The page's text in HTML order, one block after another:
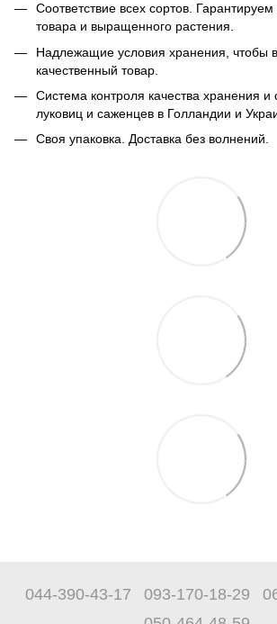
Соответствие всех сортов.
товара и выращенного растения.
Надлежащие условия хранения, чтобы
качественный товар.
Система контроля качества хранения и
луковиц и саженцев в Голландии и
Своя упаковка. Доставка без волнений.
044-390-43-17 093-170-18-29